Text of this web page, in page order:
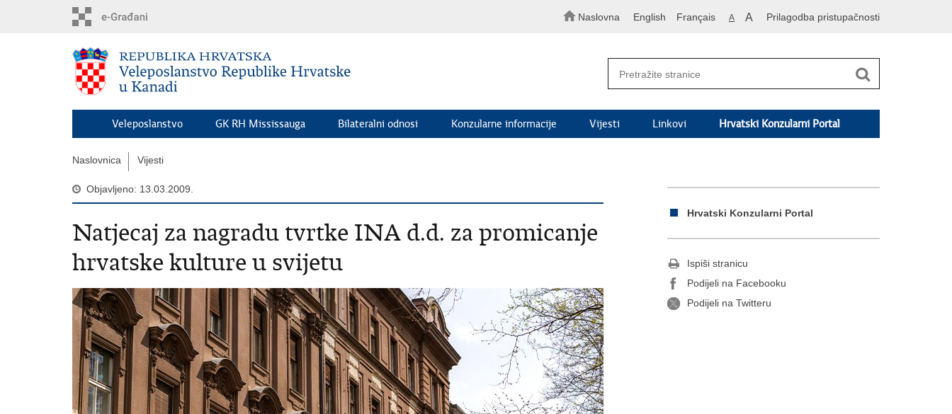
Naslovna English Français A A Prilagodba pristupačnosti
Veleposlanstvo GK RH Mississauga Bilateralni odnosi Konzularne informacije Vijesti Linkovi Hrvatski Konzularni Portal
Naslovnica Vijesti
Objavljeno: 13.03.2009.
Natjecaj za nagradu tvrtke INA d.d. za promicanje
hrvatske kulture u svijetu
Hrvatski Konzularni Portal
Ispiši stranicu
Podijeli na Facebooku
Podijeli na Twitteru